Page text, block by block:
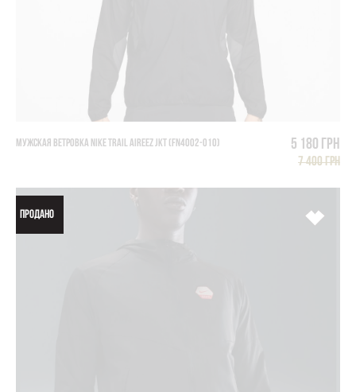
МУЖСКАЯ ВЕТРОВКА NIKE TRAIL AIREEZ JKT (FN4002-010) 5 180 грн
7 400 грн
ПРОДАНО